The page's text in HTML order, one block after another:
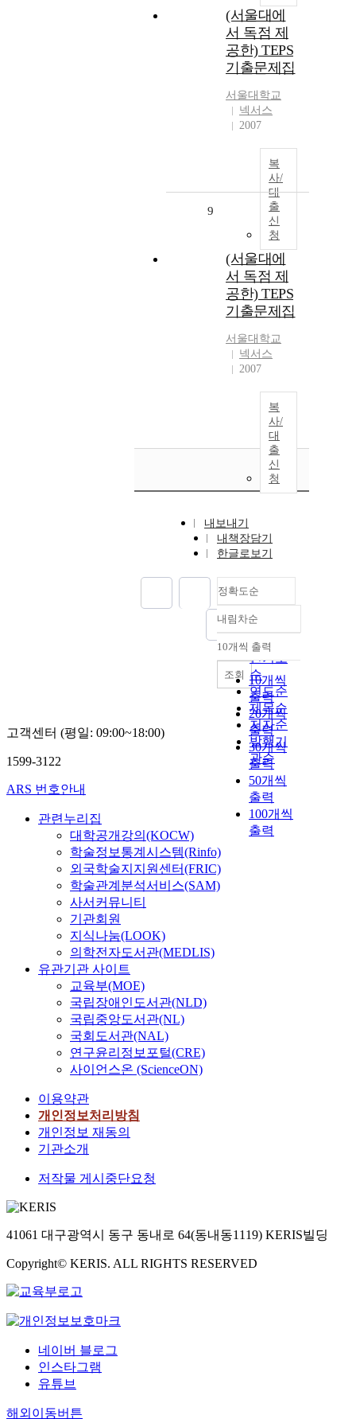
(서울대에
서 독점 제
공한) TEPS
기출문제집
서울대학교
넥서스
2007
복
사/
대
출
신
청
9
(서울대에
서 독점 제
공한) TEPS
기출문제집
서울대학교
넥서스
2007
복
사/
대
출
신
청
내보내기
내책장담기
한글로보기
정확도순
정확도
순
인기도
순
연도순
제목순
저자순
발행기
관순
내림차순
내림차순
10개씩 출력
10개씩
출력
20개씩
출력
30개씩
출력
50개씩
출력
100개씩
출력
조회
고객센터 (평일: 09:00~18:00)
1599-3122
ARS 번호안내
관련누리집
대학공개강의(KOCW)
학술정보통계시스템(Rinfo)
외국학술지지원센터(FRIC)
학술관계분석서비스(SAM)
사서커뮤니티
기관회원
지식나눔(LOOK)
의학전자도서관(MEDLIS)
유관기관 사이트
교육부(MOE)
국립장애인도서관(NLD)
국립중앙도서관(NL)
국회도서관(NAL)
연구윤리정보포털(CRE)
사이언스온 (ScienceON)
이용약관
개인정보처리방침
개인정보 재동의
기관소개
저작물 게시중단요청
41061 대구광역시 동구 동내로 64(동내동1119) KERIS빌딩
Copyright© KERIS. ALL RIGHTS RESERVED
네이버 블로그
인스타그램
유튜브
해외이동버튼